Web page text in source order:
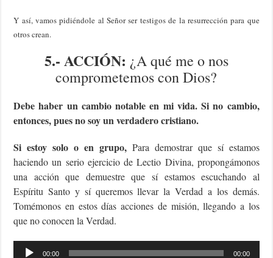
Y así, vamos pidiéndole al Señor ser testigos de la resurrección para que
otros crean.
5.- ACCIÓN: ¿A qué me o nos
comprometemos con Dios?
Debe haber un cambio notable en mi vida. Si no cambio,
entonces, pues no soy un verdadero cristiano.
Si estoy solo o en grupo, Para demostrar que sí estamos
haciendo un serio ejercicio de Lectio Divina, propongámonos
una acción que demuestre que sí estamos escuchando al
Espíritu Santo y sí queremos llevar la Verdad a los demás.
Tomémonos en estos días acciones de misión, llegando a los
que no conocen la Verdad.
Reproductor
00:00 00:00